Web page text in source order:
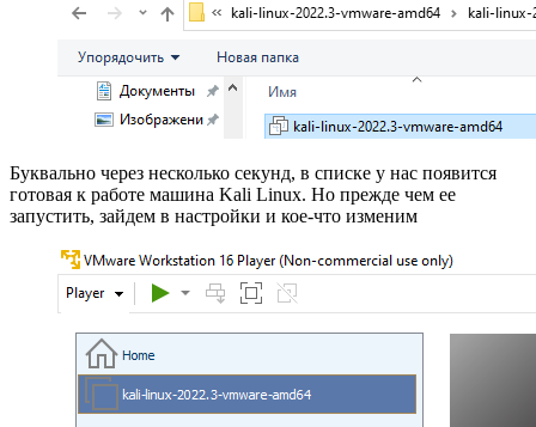
Буквально через несколько секунд, в списке у нас появится
готовая к работе машина Kali Linux. Но прежде чем ее
запустить, зайдем в настройки и кое-что изменим